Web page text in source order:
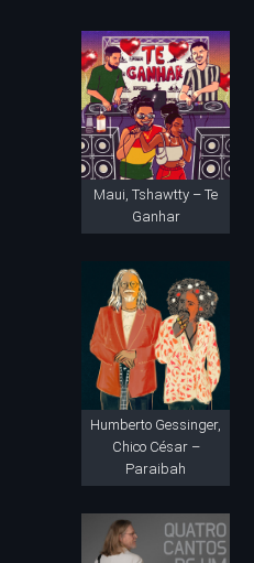
Maui, Tshawtty – Te
Ganhar
Humberto Gessinger,
Chico César –
Paraibah